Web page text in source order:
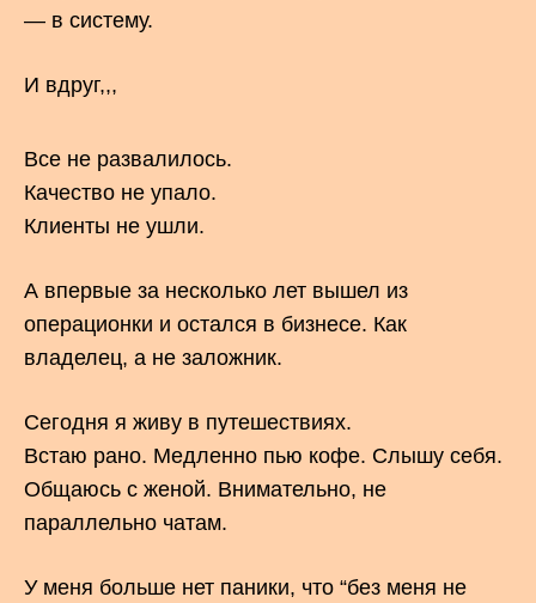
— в систему.
И вдруг,,,
Все не развалилось.
Качество не упало.
Клиенты не ушли.
А впервые за несколько лет вышел из
операционки и остался в бизнесе. Как
владелец, а не заложник.
Сегодня я живу в путешествиях.
Встаю рано. Медленно пью кофе. Слышу себя.
Общаюсь с женой. Внимательно, не
параллельно чатам.
У меня больше нет паники, что “без меня не